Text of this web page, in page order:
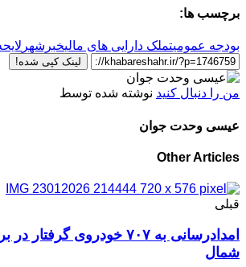
برچسب ها:
بودجه عمومیتملک دارایی های مالیخبرشهر
لینک کپی شده!
من را دنبال کنید نوشته شده توسط
عیسی وحدت جوان
Other Articles
قبلی
امدادرسانی به ۷۰۷ خودروی
شمال